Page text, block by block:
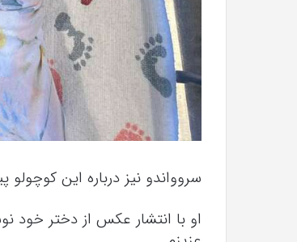
سروواندو نیز درباره این
او با انتشار عکس از دختر خود